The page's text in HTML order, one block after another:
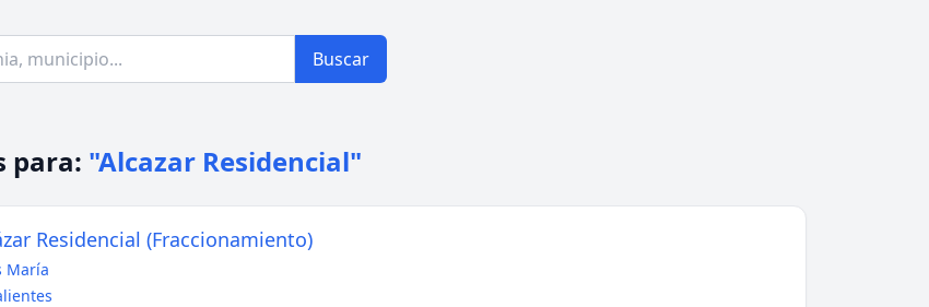
Buscar
para: "Alcazar Residencial"
Residencial (Fraccionamiento)
María